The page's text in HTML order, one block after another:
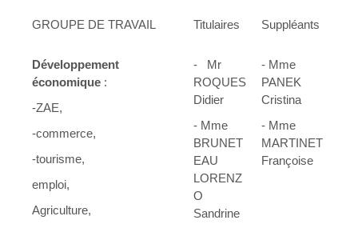
GROUPE DE TRAVAIL Titulaires Suppléants
Développement
économique :
-ZAE,
-commerce,
-tourisme,
emploi,
Agriculture,
- Mr
ROQUES
Didier
- Mme
BRUNET
EAU
LORENZ
O
Sandrine
- Mme
PANEK
Cristina
- Mme
MARTINET
Françoise